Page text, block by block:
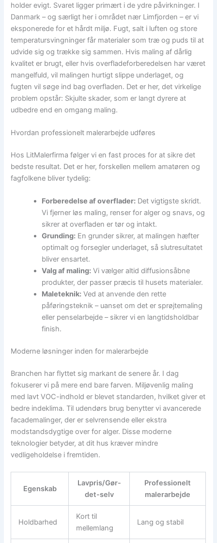
holder evigt. Svaret ligger primært i de ydre påvirkninger. I
Danmark – og særligt her i området nær Limfjorden – er vi
eksponerede for et hårdt miljø. Fugt, salt i luften og store
temperatursvingninger får materialer som træ og puds til at
udvide sig og trække sig sammen. Hvis maling af dårlig
kvalitet er brugt, eller hvis overfladeforberedelsen har været
mangelfuld, vil malingen hurtigt slippe underlaget, og
fugten vil søge ind bag overfladen. Det er her, det virkelige
problem opstår: Skjulte skader, som er langt dyrere at
udbedre end en omgang maling.
Hvordan professionelt malerarbejde udføres
Hos LitMalerfirma følger vi en fast proces for at sikre det
bedste resultat. Det er her, forskellen mellem amatøren og
fagfolkene bliver tydelig:
Forberedelse af overflader: Det vigtigste skridt.
Vi fjerner løs maling, renser for alger og snavs, og
sikrer at overfladen er tør og intakt.
Grunding: En grunder sikrer, at malingen hæfter
optimalt og forsegler underlaget, så slutresultatet
bliver ensartet.
Valg af maling: Vi vælger altid diffusionsåbne
produkter, der passer præcis til husets materialer.
Maleteknik: Ved at anvende den rette
påføringsteknik – uanset om det er sprøjtemaling
eller penselarbejde – sikrer vi en langtidsholdbar
finish.
Moderne løsninger inden for malerarbejde
Branchen har flyttet sig markant de senere år. I dag
fokuserer vi på mere end bare farven. Miljøvenlig maling
med lavt VOC-indhold er blevet standarden, hvilket giver et
bedre indeklima. Til udendørs brug benytter vi avancerede
facademalinger, der er selvrensende eller ekstra
modstandsdygtige over for alger. Disse moderne
teknologier betyder, at dit hus kræver mindre
vedligeholdelse i fremtiden.
Egenskab
Lavpris/Gør-
det-selv
Professionelt
malerarbejde
Holdbarhed
Kort til
mellemlang
Lang og stabil